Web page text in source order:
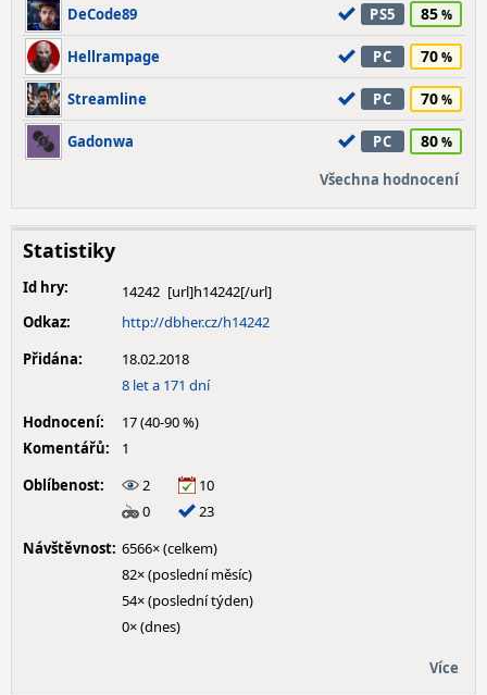
DeCode89 PS5 85
Hellrampage PC 70
Streamline PC 70
Gadonwa PC 80
Všechna hodnocení
Statistiky
Id hry:
14242
Odkaz:
http://dbher.cz/h14242
Přidána:
18.02.2018
8 let a 171 dní
Hodnocení:
17 (40-90 %)
Komentářů:
1
Oblíbenost:
2
10
0
23
Návštěvnost: 6566× (celkem)
82× (poslední měsíc)
54× (poslední týden)
0× (dnes)
Více